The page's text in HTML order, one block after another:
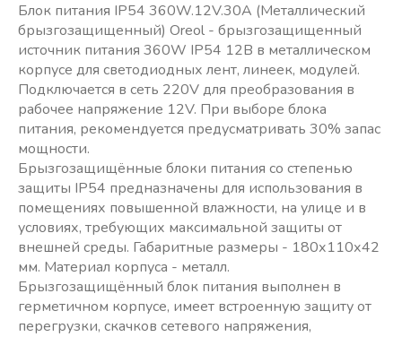
Блок питания IP54 360W.12V.30A (Металлический
брызгозащищенный) Oreol - брызгозащищенный
источник питания 360W IP54 12В в металлическом
корпусе для светодиодных лент, линеек, модулей.
Подключается в сеть 220V для преобразования в
рабочее напряжение 12V. При выборе блока
питания, рекомендуется предусматривать 30% запас
мощности.
Брызгозащищённые блоки питания со степенью
защиты IP54 предназначены для использования в
помещениях повышенной влажности, на улице и в
условиях, требующих максимальной защиты от
внешней среды. Габаритные размеры - 180х110х42
мм. Материал корпуса - металл.
Брызгозащищённый блок питания выполнен в
герметичном корпусе, имеет встроенную защиту от
перегрузки, скачков сетевого напряжения,